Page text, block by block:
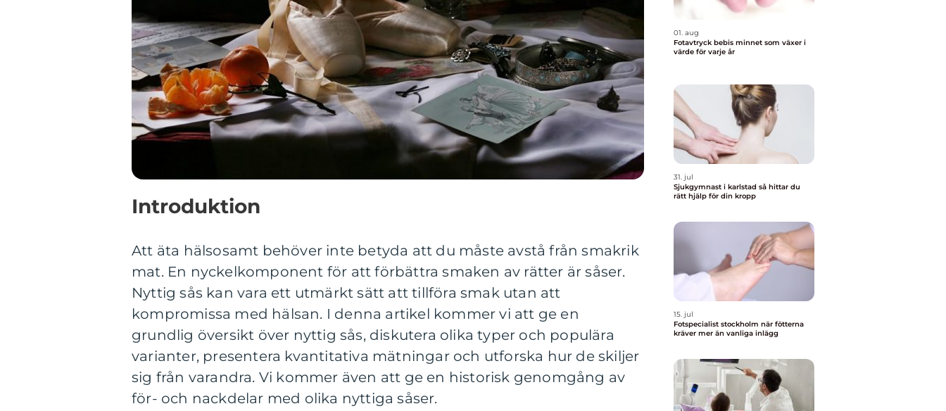
Introduktion
Att äta hälsosamt behöver inte betyda att du måste avstå från smakrik
mat. En nyckelkomponent för att förbättra smaken av rätter är såser.
Nyttig sås kan vara ett utmärkt sätt att tillföra smak utan att
kompromissa med hälsan. I denna artikel kommer vi att ge en
grundlig översikt över nyttig sås, diskutera olika typer och populära
varianter, presentera kvantitativa mätningar och utforska hur de skiljer
sig från varandra. Vi kommer även att ge en historisk genomgång av
för- och nackdelar med olika nyttiga såser.
01. aug
Fotavtryck bebis minnet som växer i
värde för varje år
31. jul
Sjukgymnast i karlstad så hittar du
rätt hjälp för din kropp
15. jul
Fotspecialist stockholm när fötterna
kräver mer än vanliga inlägg